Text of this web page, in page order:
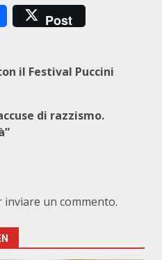
Post
il Festival Puccini
di razzismo.
inviare un commento.